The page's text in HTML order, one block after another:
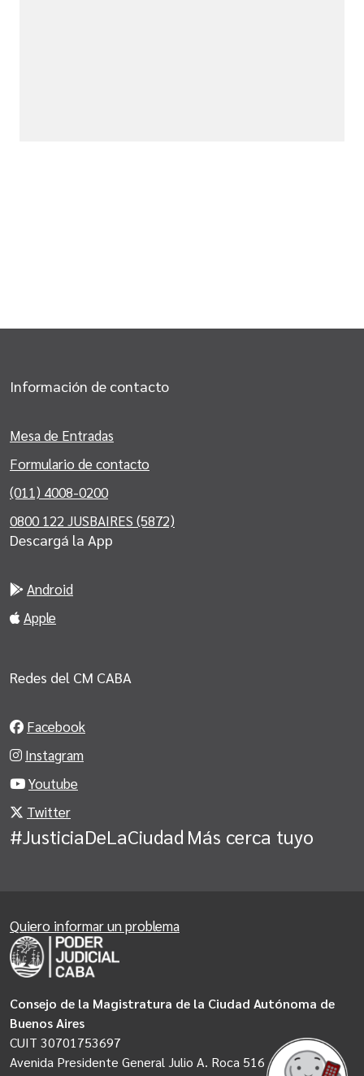
Información de contacto
Mesa de Entradas
Formulario de contacto
(011) 4008-0200
0800 122 JUSBAIRES (5872)
Descargá la App
Android
Apple
Redes del CM CABA
Facebook
Instagram
Youtube
Twitter
#JusticiaDeLaCiudad Más cerca tuyo
Consejo de la Magistratura de la Ciudad Autónoma de
Buenos Aires
CUIT 30701753697
Avenida Presidente General Julio A. Roca 516
Quiero informar un problema